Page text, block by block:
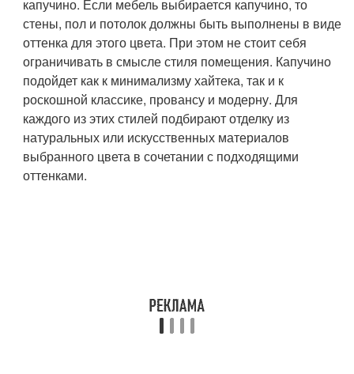
капучино. Если мебель выбирается капучино, то
стены, пол и потолок должны быть выполнены в виде
оттенка для этого цвета. При этом не стоит себя
ограничивать в смысле стиля помещения. Капучино
подойдет как к минимализму хайтека, так и к
роскошной классике, провансу и модерну. Для
каждого из этих стилей подбирают отделку из
натуральных или искусственных материалов
выбранного цвета в сочетании с подходящими
оттенками.